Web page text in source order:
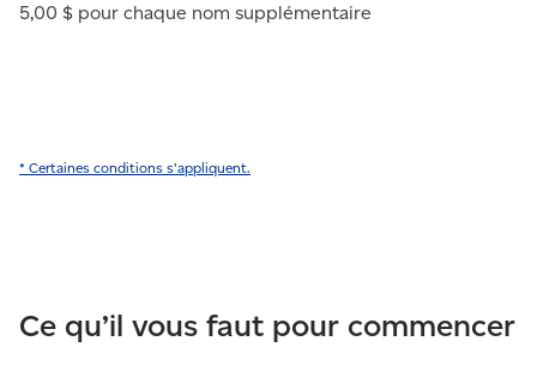
5,00 $ pour chaque nom supplémentaire
* Certaines conditions s'appliquent.
Ce qu’il vous faut pour commencer